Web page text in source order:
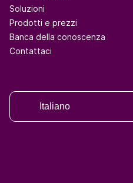
Soluzioni
Prodotti e prezzi
Banca della conoscenza
Contattaci
Italiano